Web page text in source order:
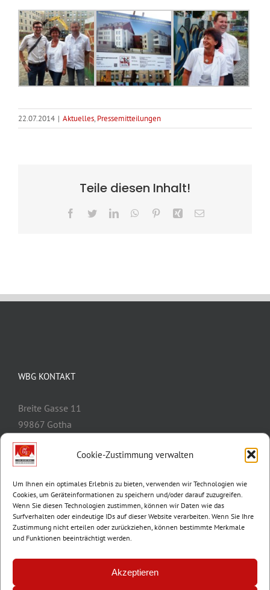
Cookie-Zustimmung verwalten
Um Ihnen ein optimales Erlebnis zu bieten, verwenden wir Technologien wie
Cookies, um Geräteinformationen zu speichern und/oder darauf zuzugreifen.
Wenn Sie diesen Technologien zustimmen, können wir Daten wie das
Surfverhalten oder eindeutige IDs auf dieser Website verarbeiten. Wenn Sie Ihre
Zustimmung nicht erteilen oder zurückziehen, können bestimmte Merkmale
und Funktionen beeinträchtigt werden.
Akzeptieren
22.07.2014 | Aktuelles, Pressemitteilungen
Teile diesen Inhalt!
Facebook
TwitterLinkedInWhatsApp
PinterestXing E-
WBG KONTAKT
Breite Gasse 11
99867 Gotha
Telefon:
E-Mail:
info@wbg-gotha.de